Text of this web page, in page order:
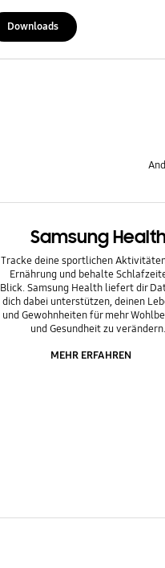
Downloads
Samsung
Tracke deine sportlichen
Ernährung und behalte
Blick. Samsung Health liefert dir
dich dabei unterstützen, deinen
und Gewohnheiten für mehr
und Gesundheit zu verändern.
MEHR ERFAHREN